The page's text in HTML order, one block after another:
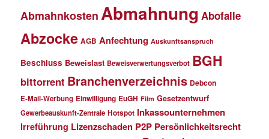
Abmahnkosten Abmahnung Abofalle
Abzocke AGB Anfechtung Auskunftsanspruch
Beschluss Beweislast Beweisverwertungsverbot BGH
bittorrent Branchenverzeichnis Debcon
E-Mail-Werbung Einwilligung EuGH Film Gesetzentwurf
Gewerbeauskunft-Zentrale Hotspot Inkassounternehmen
Irreführung Lizenzschaden P2P Persönlichkeitsrecht